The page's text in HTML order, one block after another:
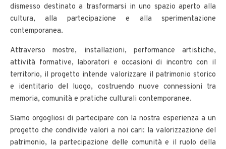
dismesso destinato a trasformarsi in uno spazio aperto alla
cultura, alla partecipazione e alla sperimentazione
contemporanea.
Attraverso mostre, installazioni, performance artistiche,
attività formative, laboratori e occasioni di incontro con il
territorio, il progetto intende valorizzare il patrimonio storico
e identitario del luogo, costruendo nuove connessioni tra
memoria, comunità e pratiche culturali contemporanee.
Siamo orgogliosi di partecipare con la nostra esperienza a un
progetto che condivide valori a noi cari: la valorizzazione del
patrimonio, la partecipazione delle comunità e il ruolo della